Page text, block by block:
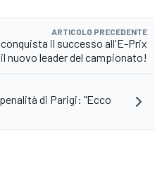
ARTICOLO PRECEDENTE
il successo all'E-Prix
nuovo leader del campionato!
di Parigi: "Ecco